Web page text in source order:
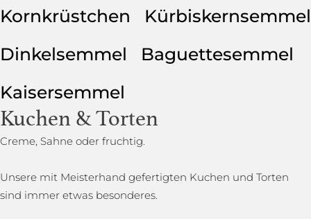
Kornkrüstchen
Kürbiskernsemmel
Dinkelsemmel
Baguettesemmel
Kaisersemmel
Kuchen & Torten
Creme, Sahne oder fruchtig.
Unsere mit Meisterhand gefertigten Kuchen und Torten
sind immer etwas besonderes.